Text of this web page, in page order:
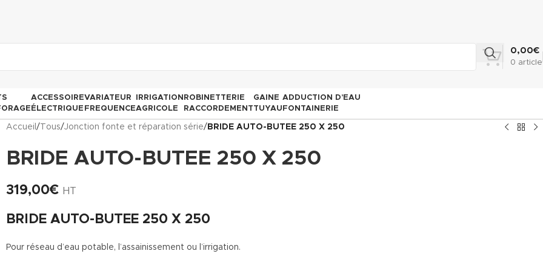
0 article
0,00€
ACCESSOIRE
ÉLECTRIQUE
VARIATEUR
FREQUENCE
IRRIGATION
AGRICOLE
ROBINETTERIE
RACCORDEMENT
GAINE
TUYAU
ADDUCTION D’EAU
FONTAINERIE
Accueil / Tous/Jonction fonte et réparation série/ BRIDE AUTO-BUTEE 250 X 250
BRIDE AUTO-BUTEE 250 X 250
319,00€ HT
BRIDE AUTO-BUTEE 250 X 250
Pour réseau d’eau potable, l’assainissement ou l’irrigation.